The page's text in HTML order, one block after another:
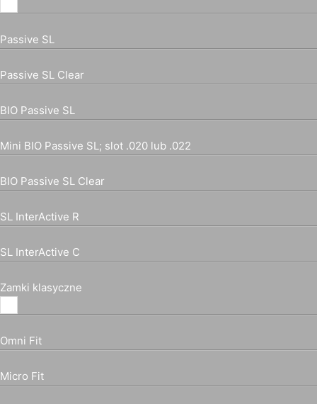
Passive SL
Passive SL Clear
BIO Passive SL
Mini BIO Passive SL; slot .020 lub .022
BIO Passive SL Clear
SL InterActive R
SL InterActive C
Zamki klasyczne
Omni Fit
Micro Fit